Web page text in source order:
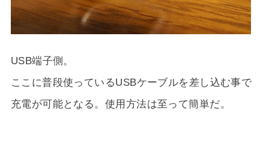
USB端子側。
ここに普段使っているUSBケーブルを差し込む事で
充電が可能となる。使用方法は至って簡単だ。